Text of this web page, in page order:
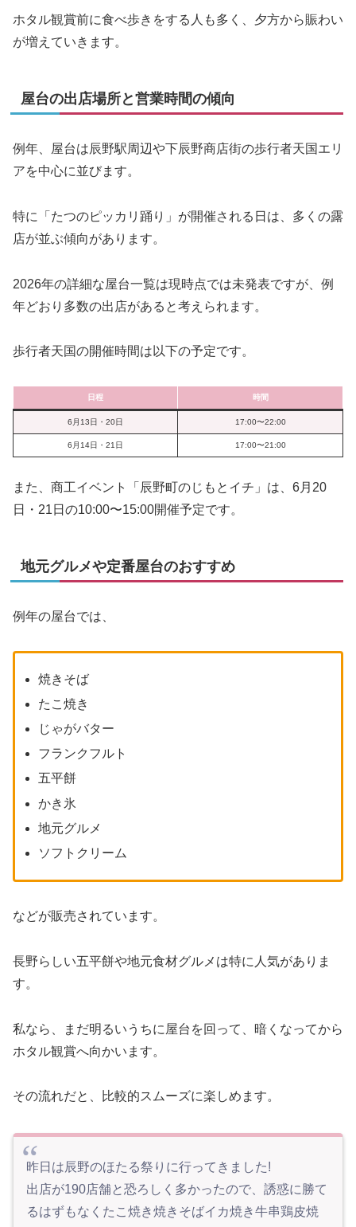
ホタル観賞前に食べ歩きをする人も多く、夕方から賑わい
が増えていきます。
屋台の出店場所と営業時間の傾向
例年、屋台は辰野駅周辺や下辰野商店街の歩行者天国エリ
アを中心に並びます。
特に「たつのピッカリ踊り」が開催される日は、多くの露
店が並ぶ傾向があります。
2026年の詳細な屋台一覧は現時点では未発表ですが、例
年どおり多数の出店があると考えられます。
歩行者天国の開催時間は以下の予定です。
日程 時間
6月13日・20日 17:00〜22:00
6月14日・21日 17:00〜21:00
また、商工イベント「辰野町のじもとイチ」は、6月20
日・21日の10:00〜15:00開催予定です。
地元グルメや定番屋台のおすすめ
例年の屋台では、
焼きそば
たこ焼き
じゃがバター
フランクフルト
五平餅
かき氷
地元グルメ
ソフトクリーム
などが販売されています。
長野らしい五平餅や地元食材グルメは特に人気がありま
す。
私なら、まだ明るいうちに屋台を回って、暗くなってから
ホタル観賞へ向かいます。
その流れだと、比較的スムーズに楽しめます。
昨日は辰野のほたる祭りに行ってきました!
出店が190店舗と恐ろしく多かったので、誘惑に勝て
るはずもなくたこ焼き焼きそばイカ焼き牛串鶏皮焼